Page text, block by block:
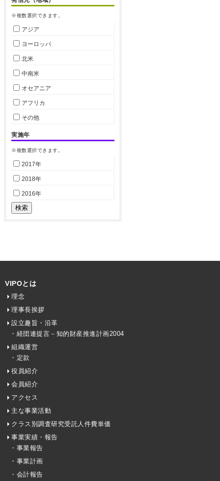
※複数選択できます。
アジア
ヨーロッパ
北米
中南米
オセアニア
アフリカ
その他
実施年
※複数選択できます。
2017年
2018年
2016年
VIPOとは
理念
理事長挨拶
設立趣旨・沿革
・経団連提言－知的財産推進計画2004
組織運営
・定款
役員紹介
会員紹介
アクセス
主な事業活動
クラス別調査研究受託人件費単価
事業実績・報告
・事業報告
・事業計画
・会計報告